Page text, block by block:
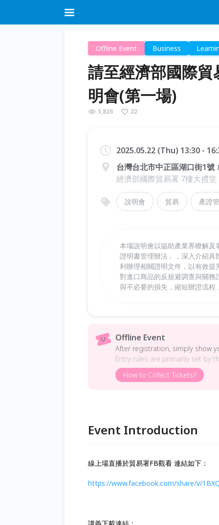
Offline Event Business
請至經濟部國際
明會(第一場)
5,826 22
2025.05.22 (Thu) 13:30 -
台灣台北市中正區湖口街1號
經濟部國際貿易署 7樓大禮堂
說明會 貿易 產證
本場說明會以協助產業界瞭解
證明書管理辦法」，深入介紹
利辦理相關證明文件，以有效
對進口商品的反規避調查與關
與不必要的損失，縮短辦證流
Offline Event
After registration, simply show
Entry rules are primarily set by
How to Collect Tickets?
Event Introduction
線上場直播於貿易署FB觀看 連結如下：
https://www.facebook.com/share/v/